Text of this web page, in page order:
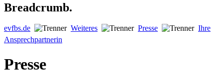
Breadcrumb.
evfbs.de Weiteres Presse
Ihre
Ansprechpartnerin
Presse